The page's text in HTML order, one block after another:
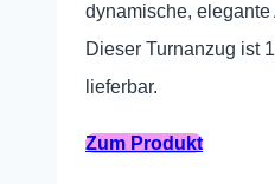
dynamische, elegante
Dieser Turnanzug ist
lieferbar.
Zum ProduktDieses